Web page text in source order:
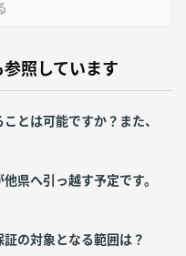
照しています
とは可能ですか？また、
県へ引っ越す予定です。
の対象となる範囲は？